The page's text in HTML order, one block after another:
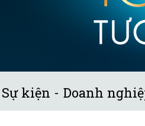
Sự kiện - Doanh